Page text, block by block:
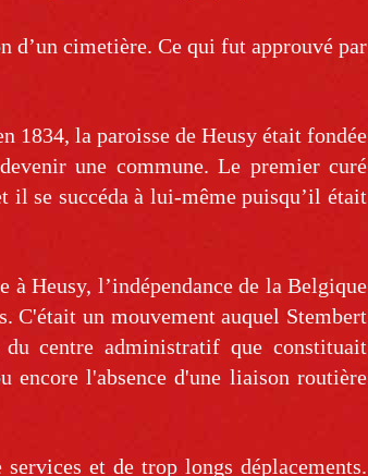
d’un cimetière. Ce qui fut approuvé par
1834, la paroisse de Heusy était fondée
une commune. Le premier curé
il se succéda à lui-même puisqu’il était
à Heusy, l’indépendance de la Belgique
C'était un mouvement auquel Stembert
centre administratif que constituait
encore l'absence d'une liaison routière
et de trop longs déplacements.